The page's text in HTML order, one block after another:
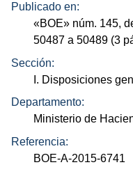
Publicado en:
«BOE» núm. 145,
50487 a 50489 (3
Sección:
I. Disposiciones
Departamento:
Ministerio de
Referencia:
BOE-A-2015-6741